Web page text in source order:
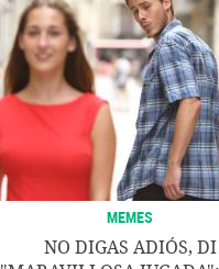
MEMES
NO DIGAS ADIÓS, DI